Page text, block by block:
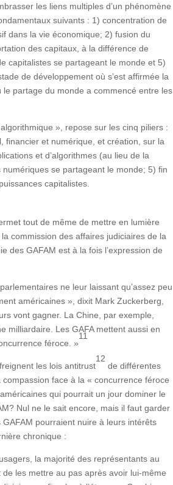
les liens multiples d’un phénomène
suivants : 1) concentration de
dans la vie économique; 2) fusion du
des capitaux, à la différence de
capitalistes se partageant le monde et 5)
de développement où s’est affirmée la
partage du monde a commencé entre les
», repose sur les cinq piliers :
financier et numérique, et création, sur la
et d’algorithmes (au lieu de la
se partageant le monde; 5) fin
capitalistes.
tout de même de mettre en lumière
commission des affaires judiciaires de la
des GAFAM est à la fois l’expression de
ne leur laissant qu’assez peu
américaines », dixit Mark Zuckerberg,
vont gagner. La Chine, par exemple,
milliardaire. Les GAFA mettent aussi en
féroce. »
11
les lois antitrust
12
de différentes
face à la « concurrence féroce
qui pourrait un jour dominer le
Nul ne le sait encore, mais il faut garder
pourraient nuire à leurs intérêts
chronique :
la majorité des représentants au
les mettre au pas après avoir lui-même